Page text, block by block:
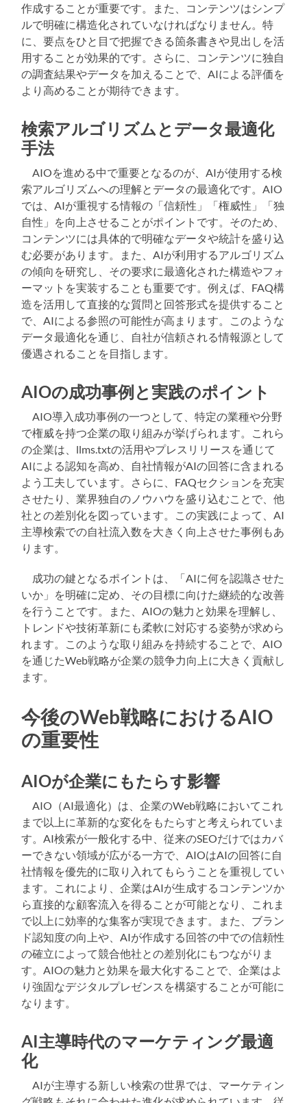
作成することが重要です。また、コンテンツはシンプ
ルで明確に構造化されていなければなりません。特
に、要点をひと目で把握できる箇条書きや見出しを活
用することが効果的です。さらに、コンテンツに独自
の調査結果やデータを加えることで、AIによる評価を
より高めることが期待できます。
検索アルゴリズムとデータ最適化
手法
AIOを進める中で重要となるのが、AIが使用する検
索アルゴリズムへの理解とデータの最適化です。AIO
では、AIが重視する情報の「信頼性」「権威性」「独
自性」を向上させることがポイントです。そのため、
コンテンツには具体的で明確なデータや統計を盛り込
む必要があります。また、AIが利用するアルゴリズム
の傾向を研究し、その要求に最適化された構造やフォ
ーマットを実装することも重要です。例えば、FAQ構
造を活用して直接的な質問と回答形式を提供すること
で、AIによる参照の可能性が高まります。このような
データ最適化を通じ、自社が信頼される情報源として
優遇されることを目指します。
AIOの成功事例と実践のポイント
AIO導入成功事例の一つとして、特定の業種や分野
で権威を持つ企業の取り組みが挙げられます。これら
の企業は、llms.txtの活用やプレスリリースを通じて
AIによる認知を高め、自社情報がAIの回答に含まれる
よう工夫しています。さらに、FAQセクションを充実
させたり、業界独自のノウハウを盛り込むことで、他
社との差別化を図っています。この実践によって、AI
主導検索での自社流入数を大きく向上させた事例もあ
ります。
成功の鍵となるポイントは、「AIに何を認識させた
いか」を明確に定め、その目標に向けた継続的な改善
を行うことです。また、AIOの魅力と効果を理解し、
トレンドや技術革新にも柔軟に対応する姿勢が求めら
れます。このような取り組みを持続することで、AIO
を通じたWeb戦略が企業の競争力向上に大きく貢献し
ます。
今後のWeb戦略におけるAIO
の重要性
AIOが企業にもたらす影響
AIO（AI最適化）は、企業のWeb戦略においてこれ
まで以上に革新的な変化をもたらすと考えられていま
す。AI検索が一般化する中、従来のSEOだけではカバ
ーできない領域が広がる一方で、AIOはAIの回答に自
社情報を優先的に取り入れてもらうことを重視してい
ます。これにより、企業はAIが生成するコンテンツか
ら直接的な顧客流入を得ることが可能となり、これま
で以上に効率的な集客が実現できます。また、ブラン
ド認知度の向上や、AIが作成する回答の中での信頼性
の確立によって競合他社との差別化にもつながりま
す。AIOの魅力と効果を最大化することで、企業はよ
り強固なデジタルプレゼンスを構築することが可能に
なります。
AI主導時代のマーケティング最適
化
AIが主導する新しい検索の世界では、マーケティン